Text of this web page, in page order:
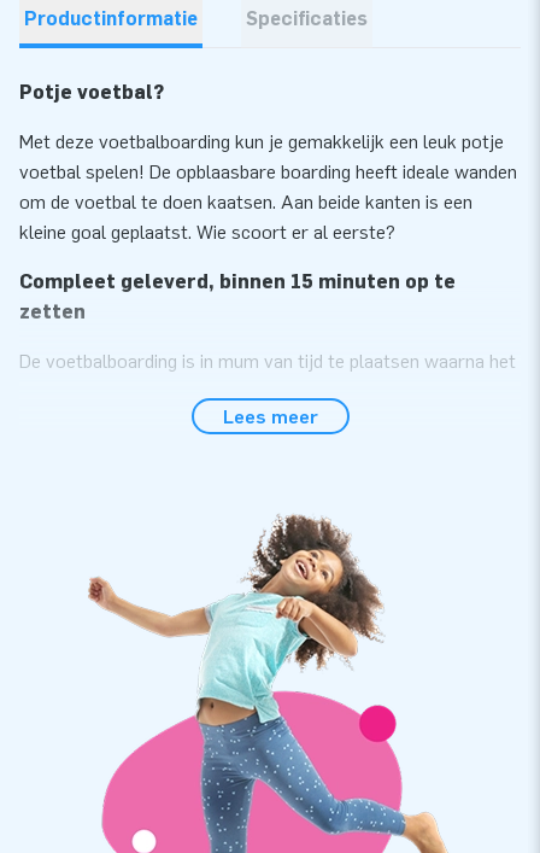
Productinformatie Specificaties
Potje voetbal?
Met deze voetbalboarding kun je gemakkelijk een leuk potje
voetbal spelen! De opblaasbare boarding heeft ideale wanden
om de voetbal te doen kaatsen. Aan beide kanten is een
kleine goal geplaatst. Wie scoort er al eerste?
Compleet geleverd, binnen 15 minuten op te
zetten
De voetbalboarding is in mum van tijd te plaatsen waarna het
te zetten tijdens evenementen, een zeskamp of
geleverd inclusief blower, verankeringsmateriaal,
transportzak en een duidelijke handleiding. Zo heb je direct
alles bij elkaar voor een mooie beleving!
Meervoudig gestikt en hoge kwaliteit
Doordat alle JB kussens op meerdere punten verstevigd zijn,
meervoudig gestikt en gemaakt van sterk, hoge kwaliteit PVC
is de voetbalboarding daardoor duurzaam en makkelijk
schoon te houden. Bovendien krijg je 5 jaar garantie op dit
product. Hierdoor lever jij met deze inflatable jarenlang
optimaal speelplezier.
Lees meer